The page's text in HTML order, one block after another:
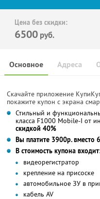
Цена без скидки:
6500 руб.
Основное Адреса
Скачайте приложение
покажите купон с экрана
Стильный и
класса F1000 Mobile-I от
скидкой 40%
Вы платите 3900р. вместо
В стоимость купона
видеорегистратор
крепление на присоске
автомобильное ЗУ в
кабель AV